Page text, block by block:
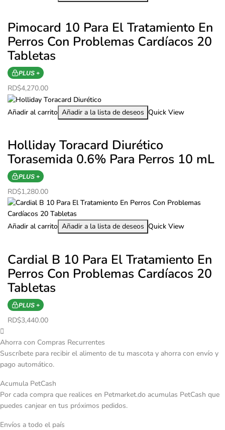
Pimocard 10 Para El Tratamiento En
Perros Con Problemas Cardíacos 20
Tabletas
PLUS +
RD$4,270.00
Añadir al carrito Añadir a la lista de deseos Quick View
Holliday Toracard Diurético
Torasemida 0.6% Para Perros 10 mL
PLUS +
RD$1,280.00
Añadir al carrito Añadir a la lista de deseos Quick View
Cardial B 10 Para El Tratamiento En
Perros Con Problemas Cardíacos 20
Tabletas
PLUS +
RD$3,440.00
Ahorra con Compras Recurrentes
Suscríbete para recibir el alimento de tu mascota y ahorra con envío y
pago automático.
Acumula PetCash
Por cada compra que realices en Petmarket.do acumulas PetCash que
puedes canjear en tus próximos pedidos.
Envíos a todo el país